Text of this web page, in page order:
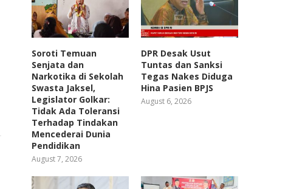
Soroti Temuan
Senjata dan
Narkotika di Sekolah
Swasta Jaksel,
Legislator Golkar:
Tidak Ada Toleransi
Terhadap Tindakan
Mencederai Dunia
Pendidikan
August 7, 2026
DPR Desak Usut
Tuntas dan Sanksi
Tegas Nakes Diduga
Hina Pasien BPJS
August 6, 2026